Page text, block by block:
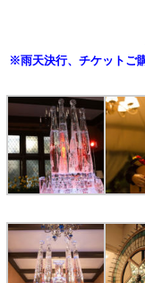
※雨天決行、 チケットご